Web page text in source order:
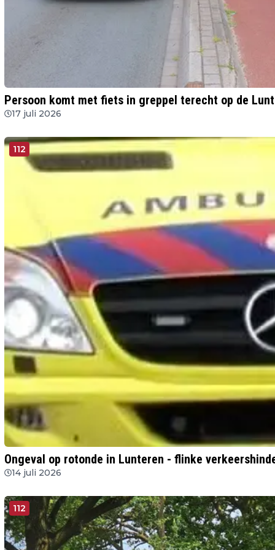
Persoon komt met fiets in greppel terecht op de
17 juli 2026
112
Ongeval op rotonde in Lunteren - flinke
14 juli 2026
112